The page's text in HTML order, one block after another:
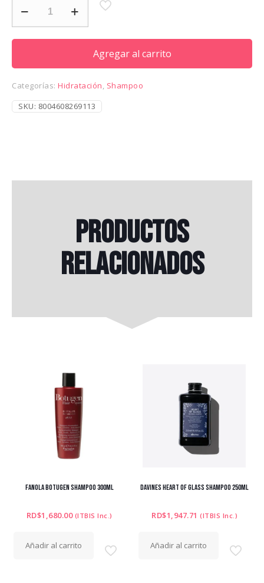
NATURAL
cantidad
Agregar al carrito
Categorías: Hidratación, Shampoo
SKU: 8004608269113
Productos
relacionados
FANOLA BOTUGEN SHAMPOO 300ML
RD$1,680.00 (ITBIS Inc.)
Añadir al carrito
DAVINES HEART OF GLASS SHAMPOO 250ML
RD$1,947.71 (ITBIS Inc.)
Añadir al carrito